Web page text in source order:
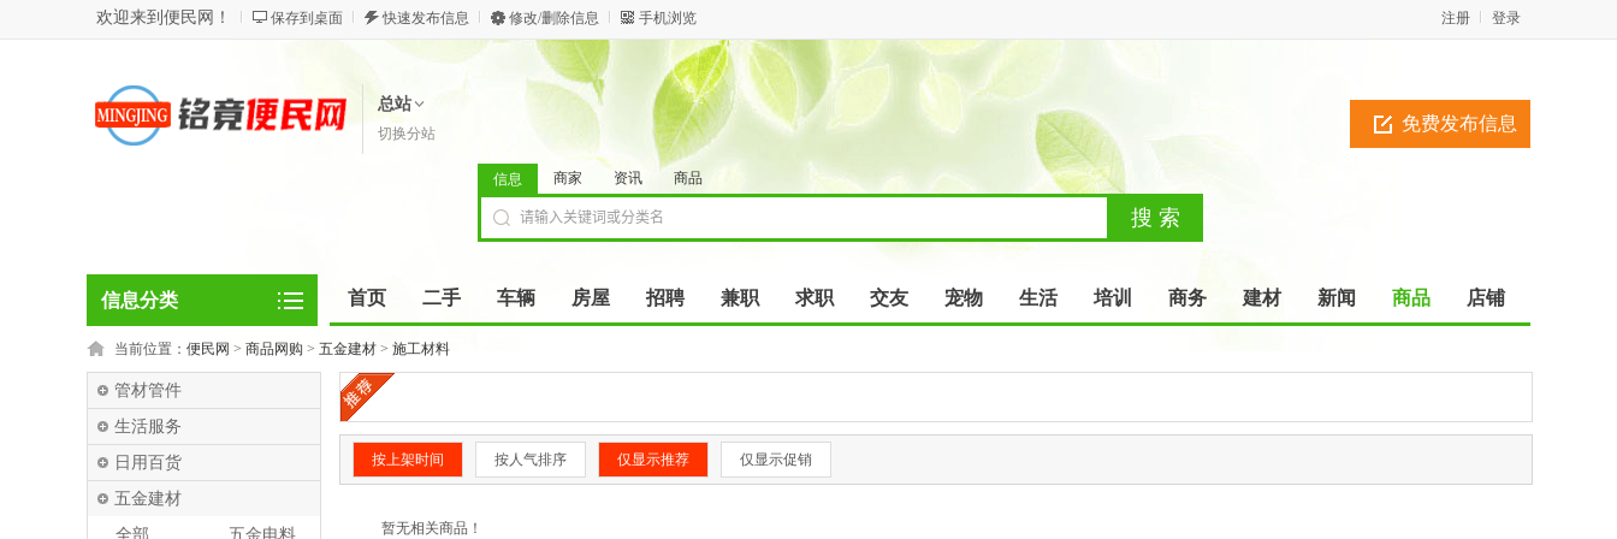
欢迎来到便民网！ 保存到桌面 快速发布信息 修改/删除信息 手机浏览 登录
注册
总站
切换分站 免费发布信息
信息 商家 资讯 商品
信息分类 首页 二手 车辆 房屋 招聘 兼职 求职 交友 宠物 生活 培训 商务 建材 新闻 商品 店铺
当前位置： 便民网 > 商品网购 > 五金建材 > 施工材料
管材管件
生活服务
日用百货
五金建材
全部
五金电料
按上架时间 按人气排序 仅显示推荐 仅显示促销
暂无相关商品！